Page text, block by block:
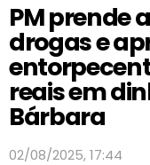
PM prende
drogas e
reais em
Bárbara
02/08/2025, 17:44